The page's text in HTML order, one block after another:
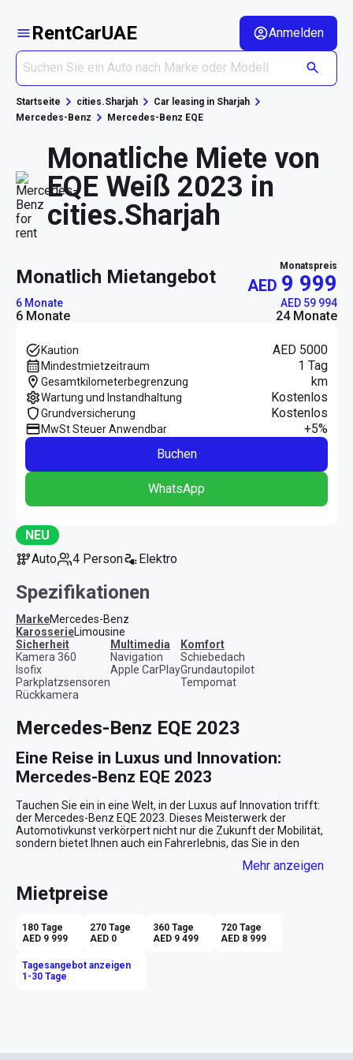
RentCarUAE Anmelden
Startseite cities.Sharjah
Car leasing in Sharjah
Mercedes-Benz
Mercedes-Benz EQE
Monatliche Miete von
EQE Weiß 2023 in
cities.Sharjah
monatlich Mietangebot Monatspreis
AED 9 999
6 Monate AED 59 994
6 Monate 24 Monate
Kaution AED 5000
Mindestmietzeitraum 1 Tag
Gesamtkilometerbegrenzung km
Wartung und Instandhaltung Kostenlos
Grundversicherung Kostenlos
MwSt Steuer Anwendbar
+5%
Buchen
WhatsApp
NEU
Auto
4 Person Elektro
Spezifikationen
MarkeMercedes-Benz
KarosserieLimousine
Sicherheit
Kamera 360
Isofix
Parkplatzsensoren
Rückkamera
Multimedia
Navigation
Apple CarPlay
Komfort
Schiebedach
Grundautopilot
Tempomat
Mercedes-Benz EQE 2023
Eine Reise in Luxus und Innovation:
Mercedes-Benz EQE 2023
Tauchen Sie ein in eine Welt, in der Luxus auf Innovation trifft:
der Mercedes-Benz EQE 2023. Dieses Meisterwerk der
Automotivkunst verkörpert nicht nur die Zukunft der Mobilität,
sondern bietet Ihnen auch ein Fahrerlebnis, das Sie in den
Eleganz in jeder Kurve
Stellen Sie sich vor, Sie gleiten lautlos durch die beeindruckende
Skyline von Dubai. Der schneeweiße Mercedes-Benz EQE zieht
Design ein Gefühl von Prestige und Raffinesse vermitteln. Die
Kombination aus der weißen Karosserie und dem kontrastreich
Mehr anzeigen
Mietpreise
180 Tage
AED 9 999
270 Tage
AED 0
360 Tage
AED 9 499
720 Tage
AED 8 999
Tagesangebot anzeigen
1-30 Tage